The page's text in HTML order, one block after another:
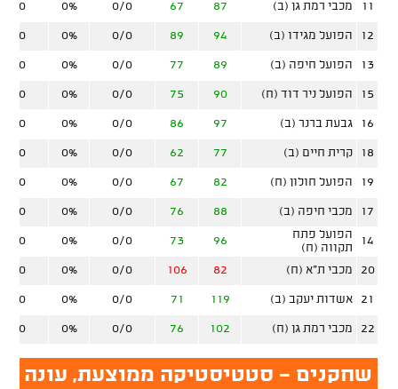
11 מכבי רמת גן (ב) 87
67
0/0
0%
0/0
12 הפועל מגידו (ב) 94
89
0/0
0%
0/0
13 הפועל חיפה (ב) 89
77
0/0
0%
0/0
15 הפועל ניר דוד (ח) 90
75
0/0
0%
0/0
16 גבעת ברנר (ב) 97
86
0/0
0%
0/0
18 קרית חיים (ב) 77
62
0/0
0%
0/0
19 הפועל חולון (ח) 82
67
0/0
0%
0/0
17 מכבי חיפה (ב) 88
76
0/0
0%
0/0
14
הפועל פתח
תקווה (ח)
96
73
0/0
0%
0/0
20 מכבי ת"א (ח) 82
106
0/0
0%
0/0
21 אשדות יעקב (ב) 119
71
0/0
0%
0/0
22 מכבי רמת גן (ח) 102
76
0/0
0%
0/0
שחקנים - סטטיסטיקה ממוצעת, עונה